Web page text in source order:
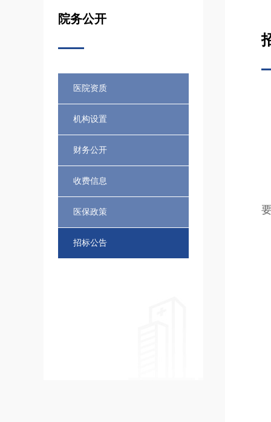
院务公开
医院资质
机构设置
财务公开
收费信息
医保政策
招标公告